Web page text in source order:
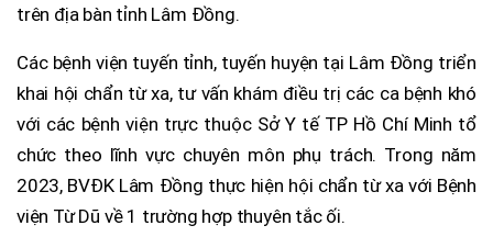
trên địa bàn tỉnh Lâm Đồng.
Các bệnh viện tuyến tỉnh, tuyến huyện tại Lâm Đồng triển
khai hội chẩn từ xa, tư vấn khám điều trị các ca bệnh khó
với các bệnh viện trực thuộc Sở Y tế TP Hồ Chí Minh tổ
chức theo lĩnh vực chuyên môn phụ trách. Trong năm
2023, BVĐK Lâm Đồng thực hiện hội chẩn từ xa với Bệnh
viện Từ Dũ về 1 trường hợp thuyên tắc ối.